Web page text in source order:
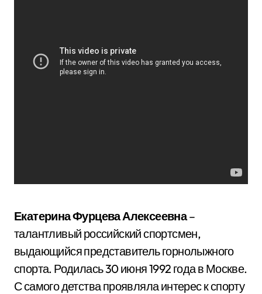
Екатерина Фурцева Алексеевна–
талантливый российский спортсмен,
выдающийся представитель горнолыжного
спорта. Родилась 30 июня 1992 года в Москве.
С самого детства проявляла интерес к спорту